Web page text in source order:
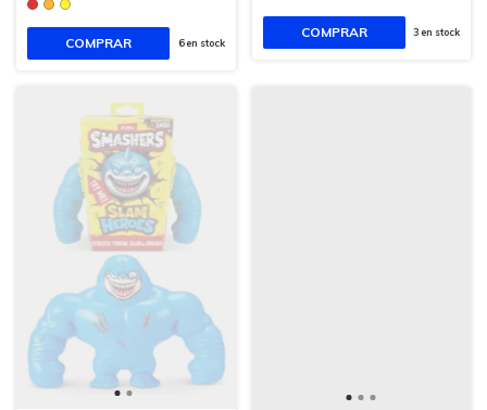
COMPRAR 6en stock
3en stock